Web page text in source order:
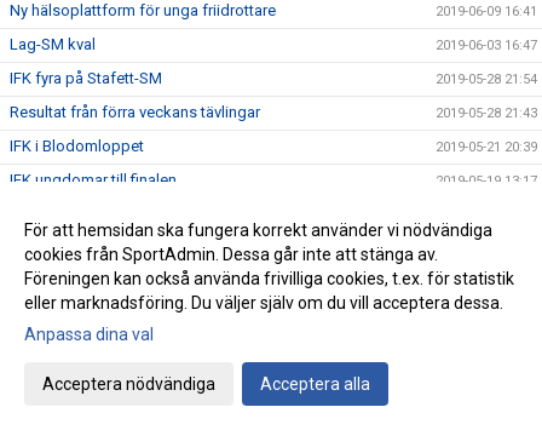
Ny hälsoplattform för unga friidrottare 2019-06-09 16:41
Lag-SM kval 2019-06-03 16:47
IFK fyra på Stafett-SM 2019-05-28 21:54
Resultat från förra veckans tävlingar 2019-05-28 21:43
IFK i Blodomloppet 2019-05-21 20:39
IFK ungdomar till finalen 2019-05-19 13:17
Sverige på fötter! 23 maj
Karsten Meier presenterade sig på Kungsholmen Runt 2019-05-11 15:04
Vi söker en friidrottstränare!
Umekastet 1-3
Charlotte vann halvmara på kanontid!
För att hemsidan ska fungera korrekt använder vi nödvändiga
cookies från SportAdmin. Dessa går inte att stänga av.
Föreningen kan också använda frivilliga cookies, t.ex. för statistik
eller marknadsföring. Du väljer själv om du vill acceptera dessa.
Anpassa dina val
Acceptera nödvändiga Acceptera alla